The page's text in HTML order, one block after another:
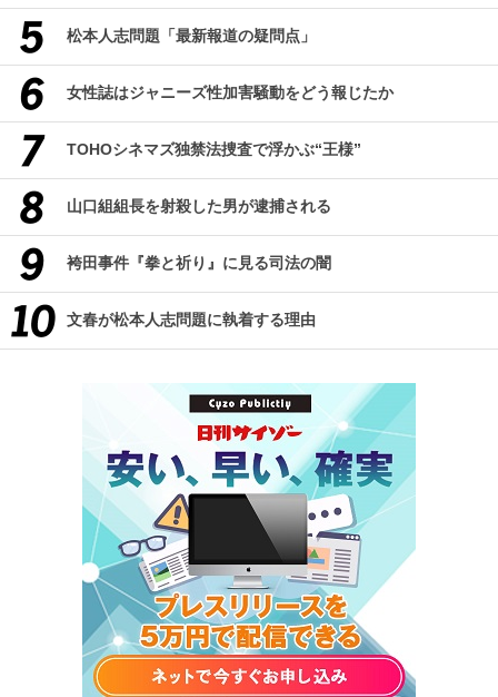
松本人志問題「最新報道の疑問点」
女性誌はジャニーズ性加害騒動をどう報じたか
TOHOシネマズ独禁法捜査で浮かぶ“王様”
山口組組長を射殺した男が逮捕される
袴田事件『拳と祈り』に見る司法の闇
文春が松本人志問題に執着する理由